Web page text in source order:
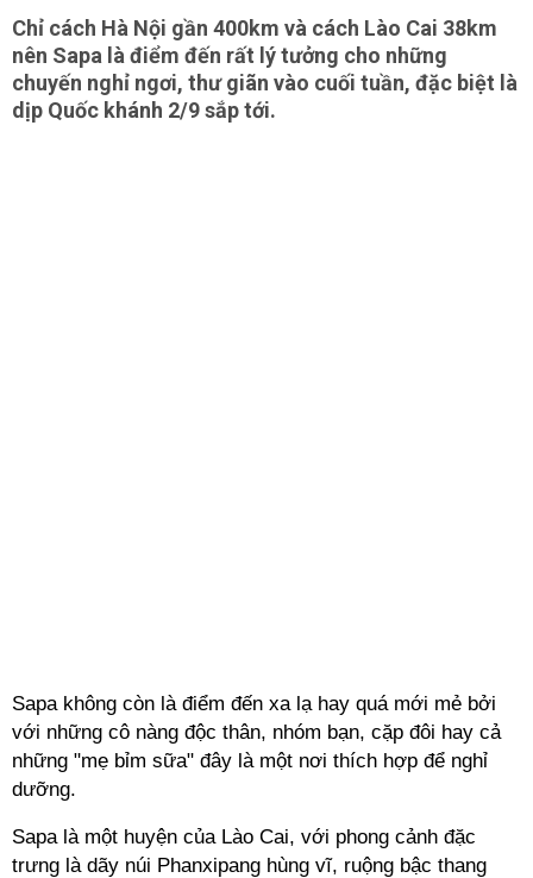
Chỉ cách Hà Nội gần 400km và cách Lào Cai 38km
nên Sapa là điểm đến rất lý tưởng cho những
chuyến nghỉ ngơi, thư giãn vào cuối tuần, đặc biệt là
dịp Quốc khánh 2/9 sắp tới.
Sapa không còn là điểm đến xa lạ hay quá mới mẻ bởi
với những cô nàng độc thân, nhóm bạn, cặp đôi hay cả
những "mẹ bỉm sữa" đây là một nơi thích hợp để nghỉ
dưỡng.
Sapa là một huyện của Lào Cai, với phong cảnh đặc
trưng là dãy núi Phanxipang hùng vĩ, ruộng bậc thang